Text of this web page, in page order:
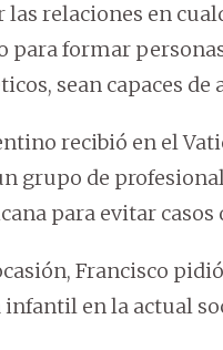
las relaciones en
para formar
sean capaces de
recibió en el
grupo de
para evitar casos
Francisco
en la actual